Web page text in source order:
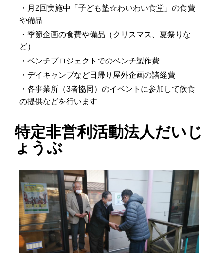
・月2回実施中「子ども塾☆わいわい食堂」の食費
や備品
・季節企画の食費や備品（クリスマス、夏祭りな
ど）
・ベンチプロジェクトでのベンチ製作費
・デイキャンプなど日帰り屋外企画の諸経費
・各事業所（3者協同）のイベントに参加して飲食
の提供などを行います
特定非営利活動法人だいじ
ょうぶ